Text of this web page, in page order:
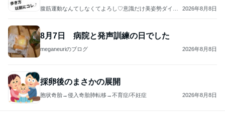
腹筋運動なんてしなくてよろし♡意識だけ美姿勢ダイエ
2026年8月8日
8月7日 病院と発声訓練の日でした
meganeuriのブログ 2026年8月8日
採卵後のまさかの展開
胞状奇胎→侵入奇胎肺転移→不育症/不妊症 2026年8月8日